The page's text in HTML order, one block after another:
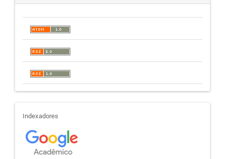
indexadores
Indexadores